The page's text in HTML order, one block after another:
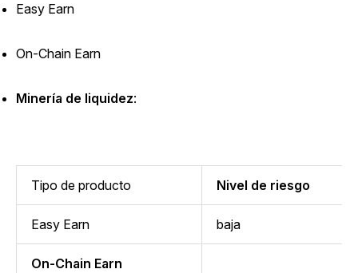
Easy Earn
On-Chain Earn
Minería de liquidez:
Tipo de producto Nivel de riesgo
Easy Earn baja
On-Chain Earn